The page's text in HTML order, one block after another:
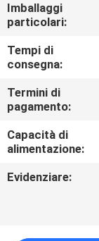
NOTIZIE
MAPPA
DEL
SULLA
Imballaggi
particolari:
Tempi di
consegna:
Termini di
pagamento:
Capacità di
alimentazione:
Evidenziare: